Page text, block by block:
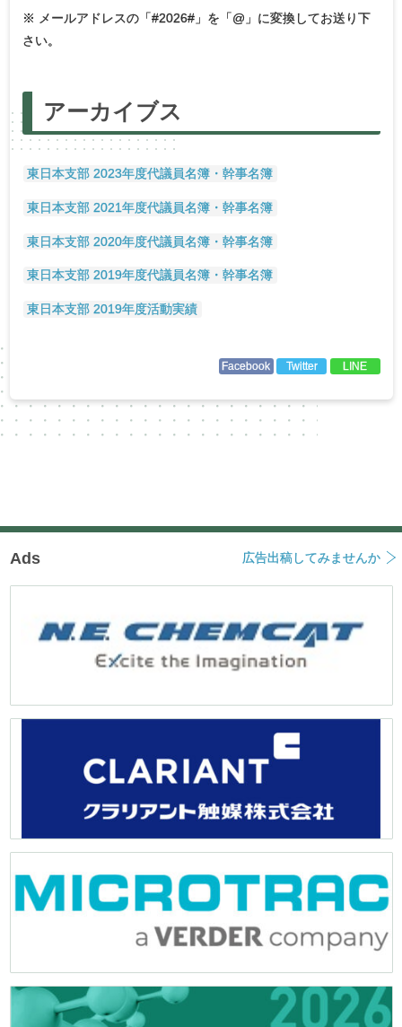
※ メールアドレスの「#2026#」を「@」に変換してお送り下
さい。
アーカイブス
東日本支部 2023年度代議員名簿・幹事名簿
東日本支部 2021年度代議員名簿・幹事名簿
東日本支部 2020年度代議員名簿・幹事名簿
東日本支部 2019年度代議員名簿・幹事名簿
東日本支部 2019年度活動実績
Facebook Twitter LINE
Ads 広告出稿してみませんか